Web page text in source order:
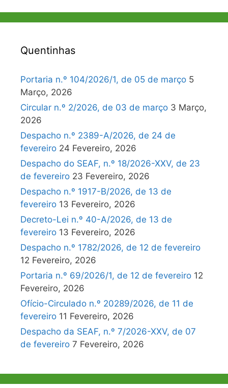
Quentinhas
Portaria n.º 104/2026/1, de 05 de março 5
Março, 2026
Circular n.º 2/2026, de 03 de março 3 Março,
2026
Despacho n.º 2389-A/2026, de 24 de
fevereiro 24 Fevereiro, 2026
Despacho do SEAF, n.º 18/2026-XXV, de 23
de fevereiro 23 Fevereiro, 2026
Despacho n.º 1917-B/2026, de 13 de
fevereiro 13 Fevereiro, 2026
Decreto-Lei n.º 40-A/2026, de 13 de
fevereiro 13 Fevereiro, 2026
Despacho n.º 1782/2026, de 12 de fevereiro
12 Fevereiro, 2026
Portaria n.º 69/2026/1, de 12 de fevereiro 12
Fevereiro, 2026
Ofício-Circulado n.º 20289/2026, de 11 de
fevereiro 11 Fevereiro, 2026
Despacho da SEAF, n.º 7/2026-XXV, de 07
de fevereiro 7 Fevereiro, 2026